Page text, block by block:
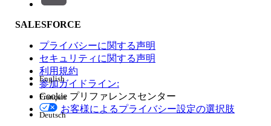
機能の影響
エディション
SALESFORCE
プライバシーに関する声明
セキュリティに関する声明
利用規約
参加ガイドライン:
Cookie プリファレンスセンター
お客様によるプライバシー設定の選択肢
English
Français
Deutsch